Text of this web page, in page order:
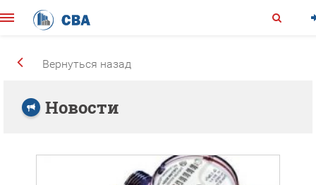
Вернуться назад
Новости